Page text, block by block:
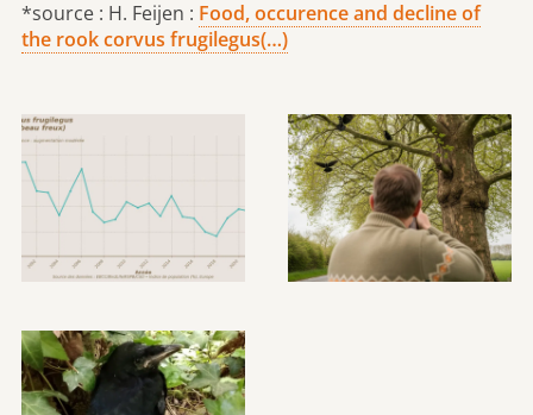
*source : H. Feijen : Food, occurence and decline of
the rook corvus frugilegus(…)